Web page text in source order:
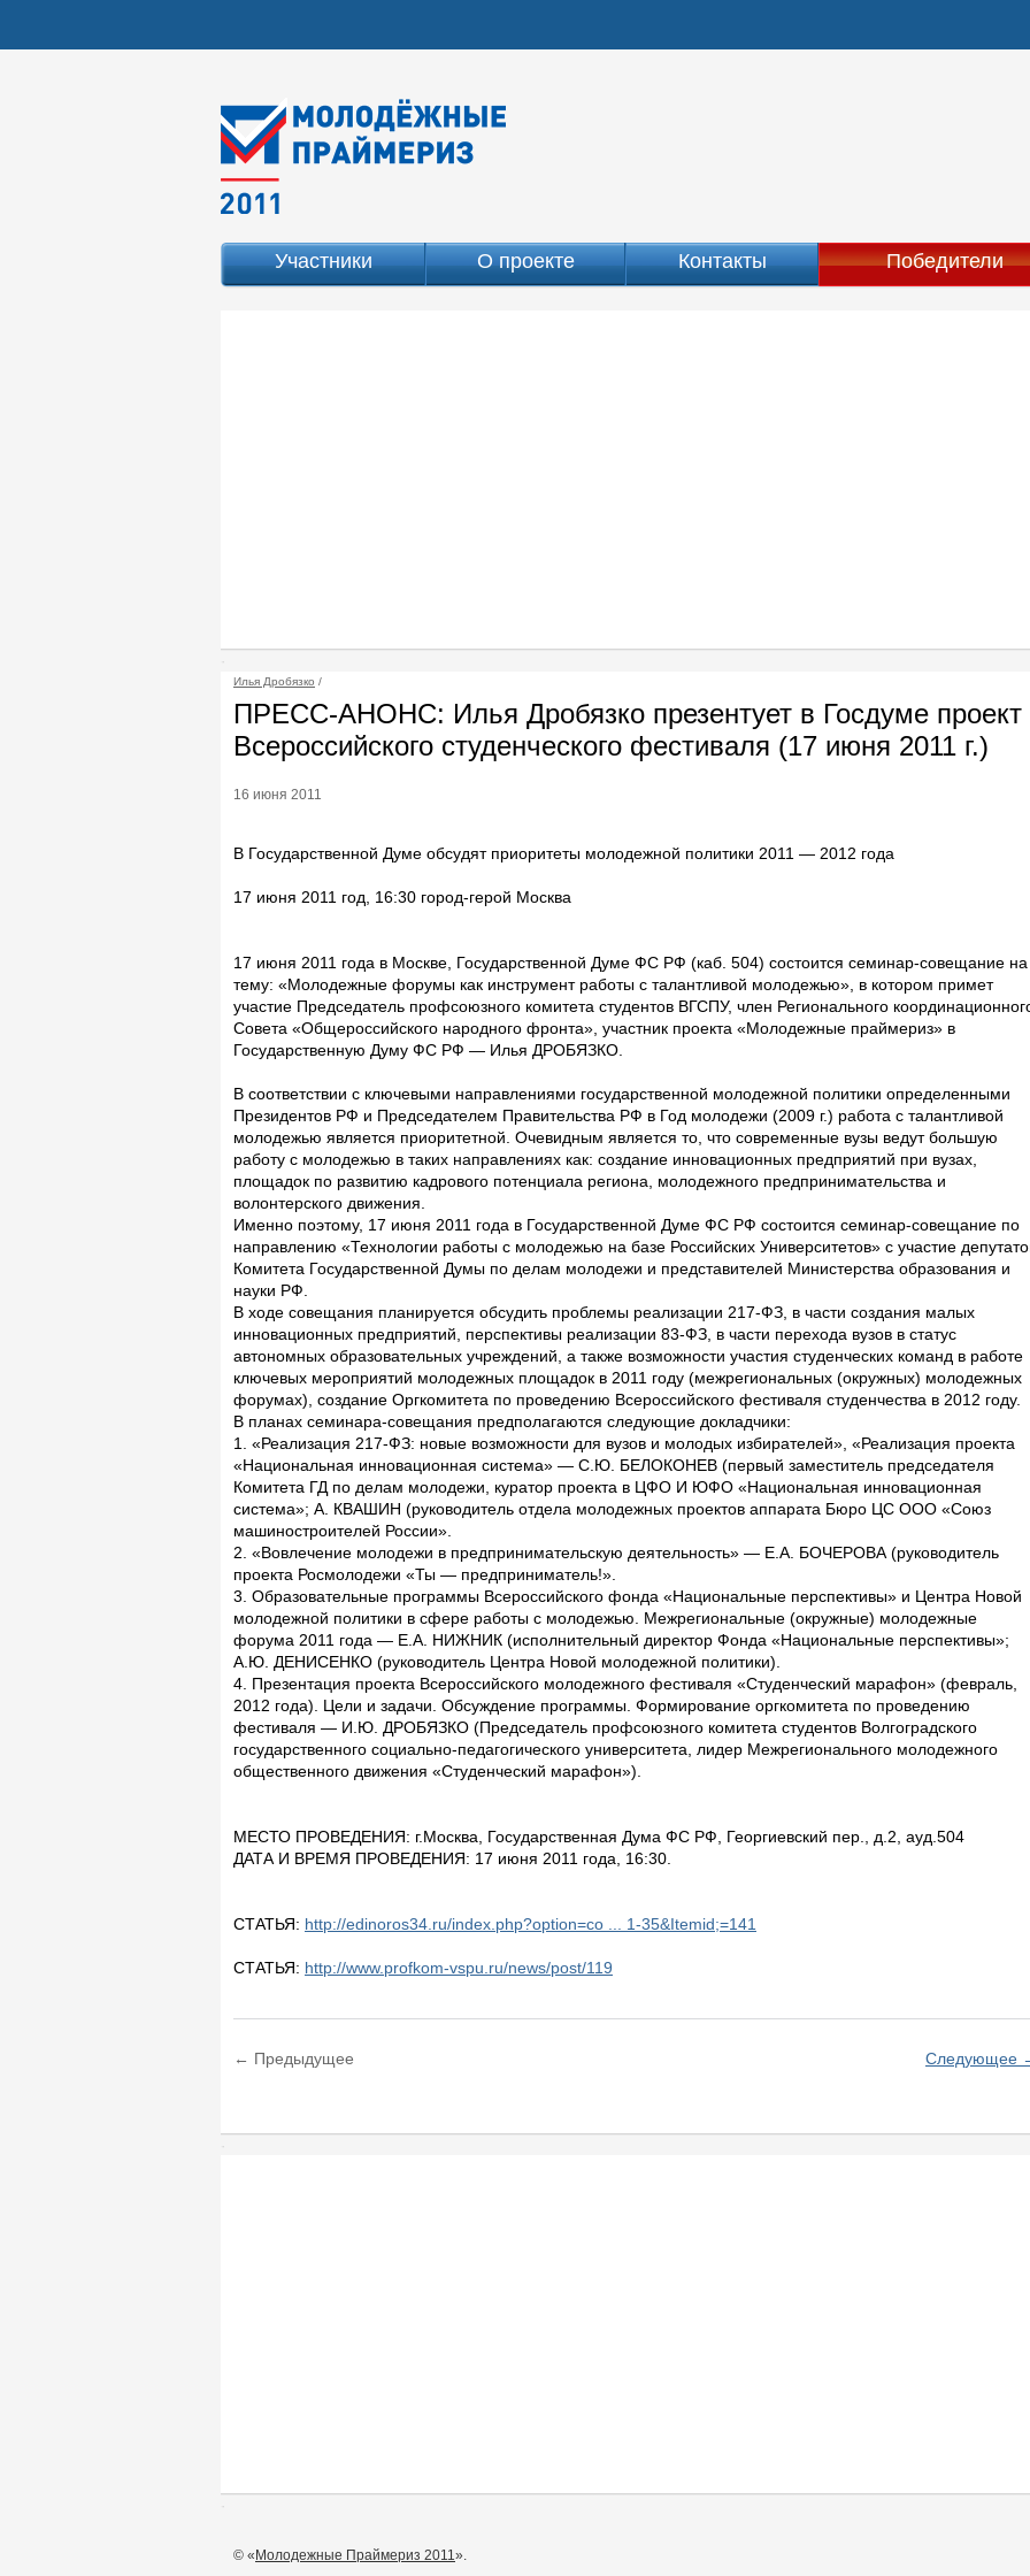
Участники О проекте Контакты Победители
Илья Дробязко /
ПРЕСС-АНОНС: Илья Дробязко презентует в Госдуме проект
Всероссийского студенческого фестиваля (17 июня 2011 г.)
16 июня 2011
В Государственной Думе обсудят приоритеты молодежной политики 2011 — 2012 года
17 июня 2011 год, 16:30 город-герой Москва
17 июня 2011 года в Москве, Государственной Думе ФС РФ (каб. 504) состоится семинар-совещание на
тему: «Молодежные форумы как инструмент работы с талантливой молодежью», в котором примет
участие Председатель профсоюзного комитета студентов ВГСПУ, член Регионального
Совета «Общероссийского народного фронта», участник проекта «Молодежные праймериз» в
Государственную Думу ФС РФ — Илья ДРОБЯЗКО.
В соответствии с ключевыми направлениями государственной молодежной политики определенными
Президентов РФ и Председателем Правительства РФ в Год молодежи (2009 г.) работа с талантливой
молодежью является приоритетной. Очевидным является то, что современные вузы ведут большую
работу с молодежью в таких направлениях как: создание инновационных предприятий при вузах,
площадок по развитию кадрового потенциала региона, молодежного предпринимательства и
волонтерского движения.
Именно поэтому, 17 июня 2011 года в Государственной Думе ФС РФ состоится семинар-совещание по
направлению «Технологии работы с молодежью на базе Российских Университетов» с участие
Комитета Государственной Думы по делам молодежи и представителей Министерства образования и
науки РФ.
В ходе совещания планируется обсудить проблемы реализации 217-ФЗ, в части создания малых
инновационных предприятий, перспективы реализации 83-ФЗ, в части перехода вузов в статус
автономных образовательных учреждений, а также возможности участия студенческих команд в работе
ключевых мероприятий молодежных площадок в 2011 году (межрегиональных (окружных) молодежных
форумах), создание Оргкомитета по проведению Всероссийского фестиваля студенчества в 2012 году.
В планах семинара-совещания предполагаются следующие докладчики:
1. «Реализация 217-ФЗ: новые возможности для вузов и молодых избирателей», «Реализация проекта
«Национальная инновационная система» — С.Ю. БЕЛОКОНЕВ (первый заместитель председателя
Комитета ГД по делам молодежи, куратор проекта в ЦФО И ЮФО «Национальная инновационная
система»; А. КВАШИН (руководитель отдела молодежных проектов аппарата Бюро ЦС ООО «Союз
машиностроителей России».
2. «Вовлечение молодежи в предпринимательскую деятельность» — Е.А. БОЧЕРОВА (руководитель
проекта Росмолодежи «Ты — предприниматель!».
3. Образовательные программы Всероссийского фонда «Национальные перспективы» и Центра Новой
молодежной политики в сфере работы с молодежью. Межрегиональные (окружные) молодежные
форума 2011 года — Е.А. НИЖНИК (исполнительный директор Фонда «Национальные перспективы»;
А.Ю. ДЕНИСЕНКО (руководитель Центра Новой молодежной политики).
4. Презентация проекта Всероссийского молодежного фестиваля «Студенческий марафон» (февраль,
2012 года). Цели и задачи. Обсуждение программы. Формирование оргкомитета по проведению
фестиваля — И.Ю. ДРОБЯЗКО (Председатель профсоюзного комитета студентов Волгоградского
государственного социально-педагогического университета, лидер Межрегионального молодежного
общественного движения «Студенческий марафон»).
МЕСТО ПРОВЕДЕНИЯ: г.Москва, Государственная Дума ФС РФ, Георгиевский пер., д.2, ауд.504
ДАТА И ВРЕМЯ ПРОВЕДЕНИЯ: 17 июня 2011 года, 16:30.
СТАТЬЯ: http://edinoros34.ru/index.php?option=co ... 1-35&Itemid;=141
СТАТЬЯ: http://www.profkom-vspu.ru/news/post/119
← Предыдущее Следующее
© « Молодежные Праймериз 2011».